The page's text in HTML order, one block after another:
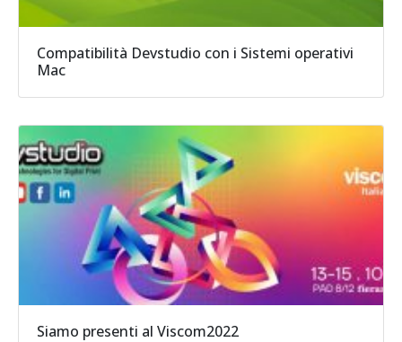
Compatibilità Devstudio con i Sistemi operativi
Mac
Siamo presenti al Viscom2022